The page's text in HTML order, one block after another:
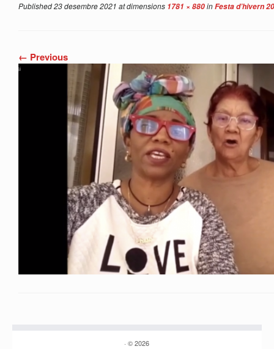
Published23 desembre 2021 at dimensions 1781 × 880inFesta d’hivern
← Previous
·© 2026